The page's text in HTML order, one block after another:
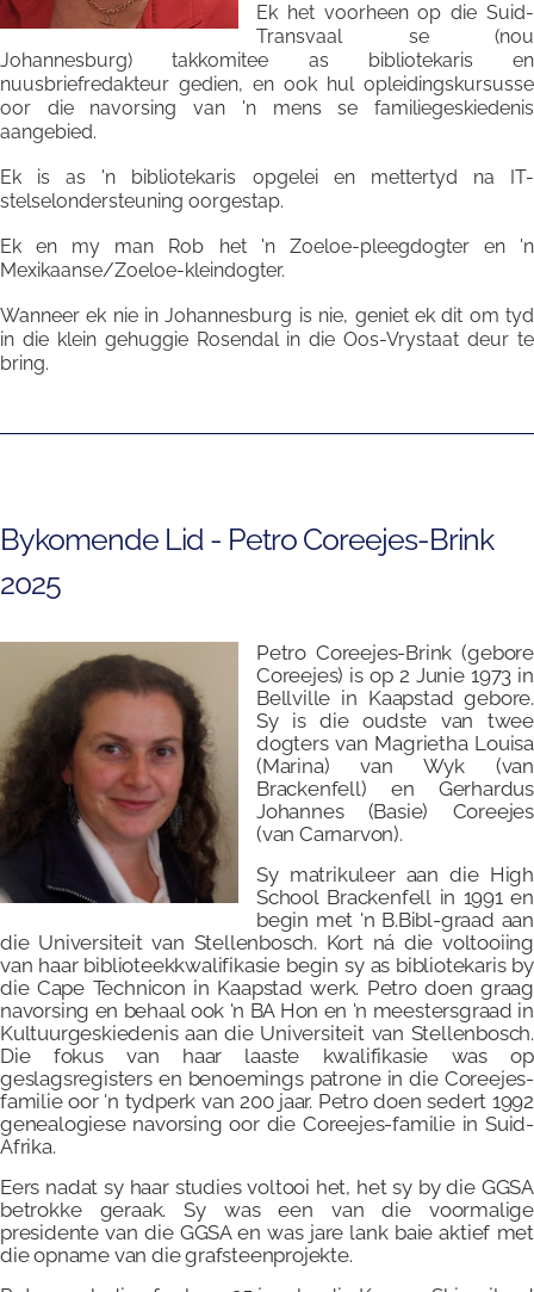
Ek het voorheen op die Suid-
Transvaal se (nou
Johannesburg) takkomitee as bibliotekaris en
nuusbriefredakteur gedien, en ook hul opleidingskursusse
oor die navorsing van 'n mens se familiegeskiedenis
aangebied.
Ek is as 'n bibliotekaris opgelei en mettertyd na IT-
stelselondersteuning oorgestap.
Ek en my man Rob het 'n Zoeloe-pleegdogter en 'n
Mexikaanse/Zoeloe-kleindogter.
Wanneer ek nie in Johannesburg is nie, geniet ek dit om tyd
in die klein gehuggie Rosendal in die Oos-Vrystaat deur te
bring.
Bykomende Lid - Petro Coreejes-Brink
2025
Petro Coreejes-Brink (gebore
Coreejes) is op 2 Junie 1973 in
Bellville in Kaapstad gebore.
Sy is die oudste van twee
dogters van Magrietha Louisa
(Marina) van Wyk (van
Brackenfell) en Gerhardus
Johannes (Basie) Coreejes
(van Carnarvon).
Sy matrikuleer aan die High
School Brackenfell in 1991 en
begin met 'n B.Bibl-graad aan
die Universiteit van Stellenbosch. Kort ná die voltooiing
van haar biblioteekkwalifikasie begin sy as bibliotekaris by
die Cape Technicon in Kaapstad werk. Petro doen graag
navorsing en behaal ook 'n BA Hon en 'n meestersgraad in
Kultuurgeskiedenis aan die Universiteit van Stellenbosch.
Die fokus van haar laaste kwalifikasie was op
geslagsregisters en benoemings patrone in die Coreejes-
familie oor 'n tydperk van 200 jaar. Petro doen sedert 1992
genealogiese navorsing oor die Coreejes-familie in Suid-
Afrika.
Eers nadat sy haar studies voltooi het, het sy by die GGSA
betrokke geraak. Sy was een van die voormalige
presidente van die GGSA en was jare lank baie aktief met
die opname van die grafsteenprojekte.